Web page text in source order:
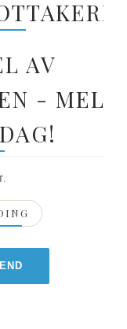
AV
- MELD